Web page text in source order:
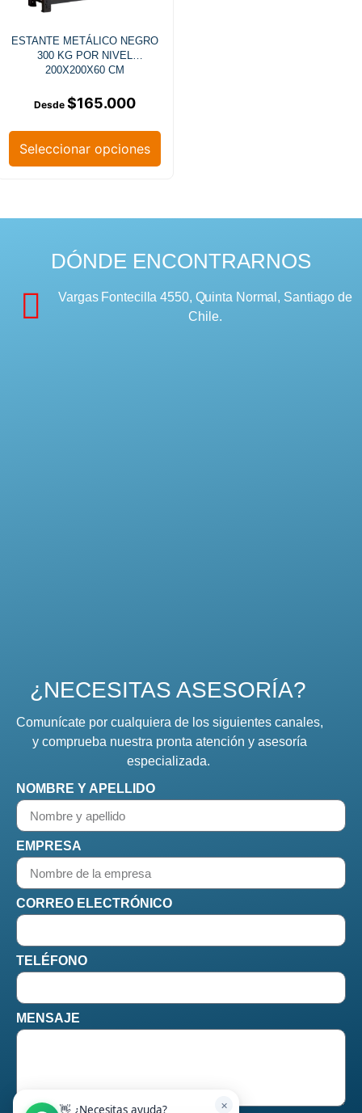
ESTANTE METÁLICO NEGRO
300 KG POR NIVEL
200X200X60 CM
$165.000
Seleccionar opciones
DÓNDE ENCONTRARNOS
Vargas Fontecilla 4550, Quinta Normal, Santiago de
Chile.
¿NECESITAS ASESORÍA?
Comunícate por cualquiera de los siguientes canales,
y comprueba nuestra pronta atención y asesoría
especializada.
NOMBRE Y APELLIDO
EMPRESA
CORREO ELECTRÓNICO
TELÉFONO
MENSAJE
✕
👋 ¿Necesitas ayuda?